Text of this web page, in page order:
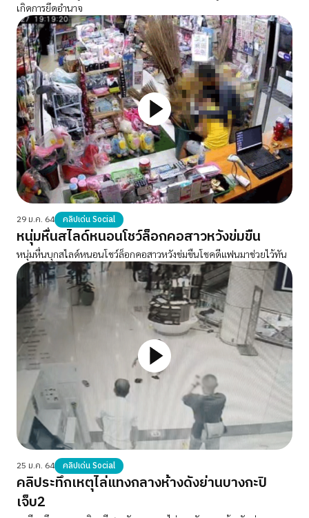
เกิดการยึดอำนาจ
29 ม.ค. 64 คลิปเด่น Social
หนุ่มหื่นสไลด์หนอนโชว์ล็อกคอสาวหวังข่มขืน
หนุ่มหื่นบุกสไลด์หนอนโชว์ล็อกคอสาวหวังข่มขืนโชคดีแฟนมาช่วยไว้ทัน
25 ม.ค. 64 คลิปเด่น Social
คลิประทึกเหตุไล่แทงกลางห้างดังย่านบางกะปิ
เจ็บ2